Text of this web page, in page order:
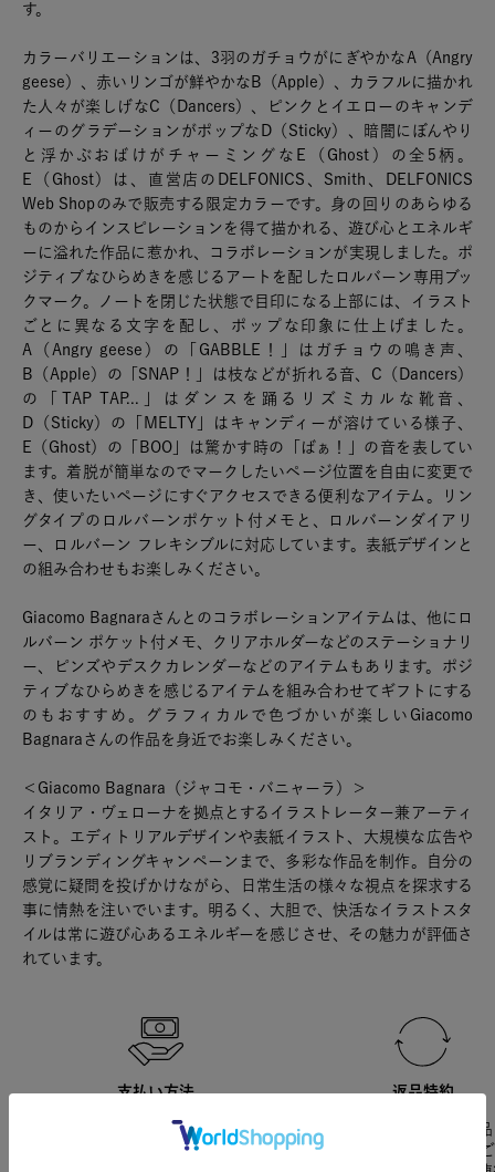
す。
カラーバリエーションは、3羽のガチョウがにぎやかなA（Angry
geese）、赤いリンゴが鮮やかなB（Apple）、カラフルに描かれ
た人々が楽しげなC（Dancers）、ピンクとイエローのキャンデ
ィーのグラデーションがポップなD（Sticky）、暗闇にぼんやり
と浮かぶおばけがチャーミングなE（Ghost）の全5柄。
E（Ghost）は、直営店のDELFONICS、Smith、DELFONICS
Web Shopのみで販売する限定カラーです。身の回りのあらゆる
ものからインスピレーションを得て描かれる、遊び心とエネルギ
ーに溢れた作品に惹かれ、コラボレーションが実現しました。ポ
ジティブなひらめきを感じるアートを配したロルバーン専用ブッ
クマーク。ノートを閉じた状態で目印になる上部には、イラスト
ごとに異なる文字を配し、ポップな印象に仕上げました。
A（Angry geese）の「GABBLE！」はガチョウの鳴き声、
B（Apple）の「SNAP！」は枝などが折れる音、C（Dancers）
の「TAP TAP...」はダンスを踊るリズミカルな靴音、
D（Sticky）の「MELTY」はキャンディーが溶けている様子、
E（Ghost）の「BOO」は驚かす時の「ばぁ！」の音を表してい
ます。着脱が簡単なのでマークしたいページ位置を自由に変更で
き、使いたいページにすぐアクセスできる便利なアイテム。リン
グタイプのロルバーンポケット付メモと、ロルバーンダイアリ
ー、ロルバーン フレキシブルに対応しています。表紙デザインと
の組み合わせもお楽しみください。
Giacomo Bagnaraさんとのコラボレーションアイテムは、他にロ
ルバーン ポケット付メモ、クリアホルダーなどのステーショナリ
ー、ピンズやデスクカレンダーなどのアイテムもあります。ポジ
ティブなひらめきを感じるアイテムを組み合わせてギフトにする
のもおすすめ。グラフィカルで色づかいが楽しいGiacomo
Bagnaraさんの作品を身近でお楽しみください。
＜Giacomo Bagnara（ジャコモ・バニャーラ）＞
イタリア・ヴェローナを拠点とするイラストレーター兼アーティ
スト。エディトリアルデザインや表紙イラスト、大規模な広告や
リブランディングキャンペーンまで、多彩な作品を制作。自分の
感覚に疑問を投げかけながら、日常生活の様々な視点を探求する
事に情熱を注いでいます。明るく、大胆で、快活なイラストスタ
イルは常に遊び心あるエネルギーを感じさせ、その魅力が評価さ
れています。
支払い方法
クレジット決済のほか、
PayPay、Amazon Pay、楽天
返品特約
初期不良による商品の返
は、到着より10日以内に